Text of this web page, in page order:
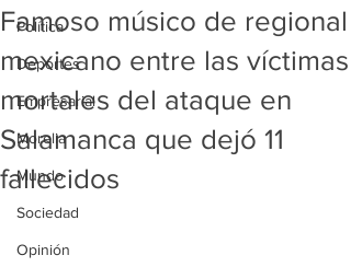
Política
Deportes
Empresarial
Morelia
Mundo
Sociedad
Opinión
Famoso músico de regional
mexicano entre las víctimas
mortales del ataque en
Salamanca que dejó 11
fallecidos